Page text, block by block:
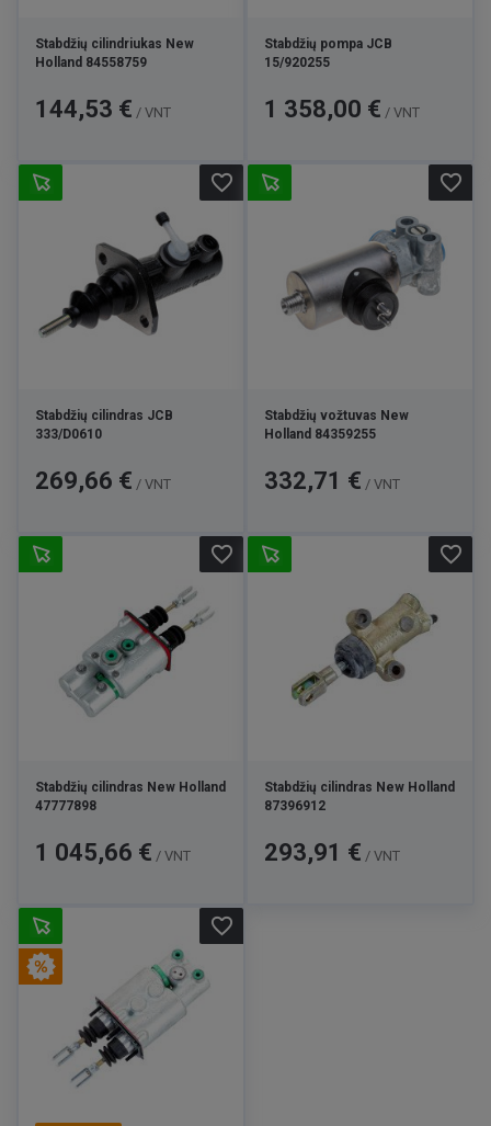
Stabdžių cilindriukas New
Holland 84558759
Kaina
144,53 € / VNT
Stabdžių pompa JCB
15/920255
Kaina
1 358,00 € / VNT
Stabdžių cilindras JCB
333/D0610
Kaina
269,66 € / VNT
favorite_border
Stabdžių vožtuvas New
Holland 84359255
Kaina
332,71 € / VNT
favorite_border
Stabdžių cilindras New Holland
47777898
Kaina
1 045,66 € / VNT
favorite_border
Stabdžių cilindras New Holland
87396912
Kaina
293,91 € / VNT
favorite_border
favorite_border